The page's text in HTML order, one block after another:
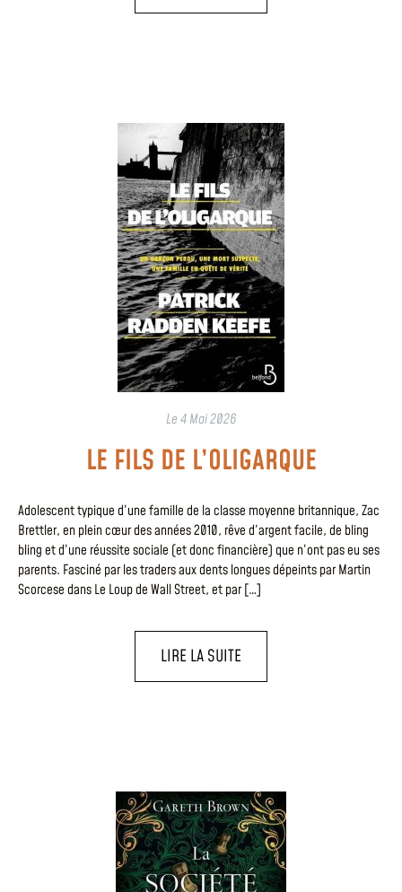
Le4 Mai 2026
LE FILS DE L’OLIGARQUE
Adolescent typique d’une famille de la classe moyenne britannique, Zac
Brettler, en plein cœur des années 2010, rêve d’argent facile, de bling
bling et d’une réussite sociale (et donc financière) que n’ont pas eu ses
parents. Fasciné par les traders aux dents longues dépeints par Martin
Scorcese dans Le Loup de Wall Street, et par […]
LIRE LA SUITE